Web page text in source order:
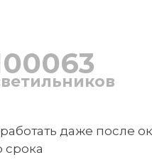
даже после
срока